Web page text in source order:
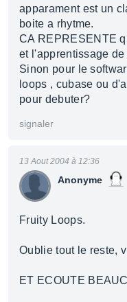
apparament est un
boite a rhytme.
CA REPRESENTE
et l'apprentissage
Sinon pour le
loops , cubase ou
pour debuter?
signaler
Anonyme
13 Aout 2004 à 12:36
Fruity Loops.
Oublie tout le reste,
ET ECOUTE